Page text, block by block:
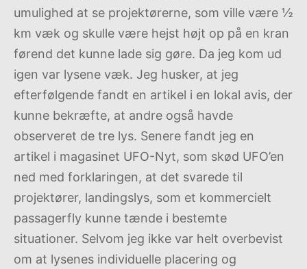
umulighed at se projektørerne, som ville være ½
km væk og skulle være hejst højt op på en kran
førend det kunne lade sig gøre. Da jeg kom ud
igen var lysene væk. Jeg husker, at jeg
efterfølgende fandt en artikel i en lokal avis, der
kunne bekræfte, at andre også havde
observeret de tre lys. Senere fandt jeg en
artikel i magasinet UFO-Nyt, som skød UFO’en
ned med forklaringen, at det svarede til
projektører, landingslys, som et kommercielt
passagerfly kunne tænde i bestemte
situationer. Selvom jeg ikke var helt overbevist
om at lysenes individuelle placering og